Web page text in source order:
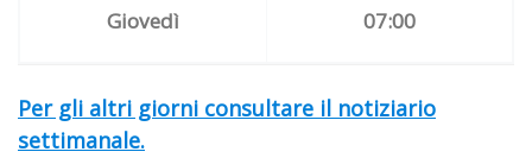
Giovedì 07:00
Per gli altri giorni consultare il notiziario
settimanale.